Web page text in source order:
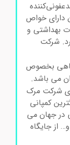
خواص
و
شرکت
بخصوص
باشد.
مرک
کمپانی
جهان می
جایگاه